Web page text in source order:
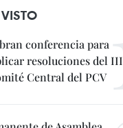
conferencia para
resoluciones del III
Central del PCV